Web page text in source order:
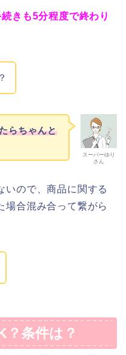
きも5分程度で終わり
スーパーゆり
さん
らちゃんと
いので、商品に関する
場合混み合って繋がら
？条件は？